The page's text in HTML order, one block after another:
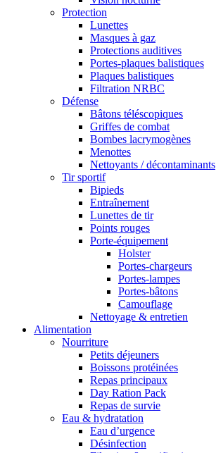
Protection
Lunettes
Masques à gaz
Protections auditives
Portes-plaques balistiques
Plaques balistiques
Filtration NRBC
Défense
Bâtons téléscopiques
Griffes de combat
Bombes lacrymogènes
Menottes
Nettoyants / décontaminants
Tir sportif
Bipieds
Entraînement
Lunettes de tir
Points rouges
Porte-équipement
Holster
Portes-chargeurs
Portes-lampes
Portes-bâtons
Camouflage
Nettoyage & entretien
Alimentation
Nourriture
Petits déjeuners
Boissons protéinées
Repas principaux
Day Ration Pack
Repas de survie
Eau & hydratation
Eau d’urgence
Désinfection